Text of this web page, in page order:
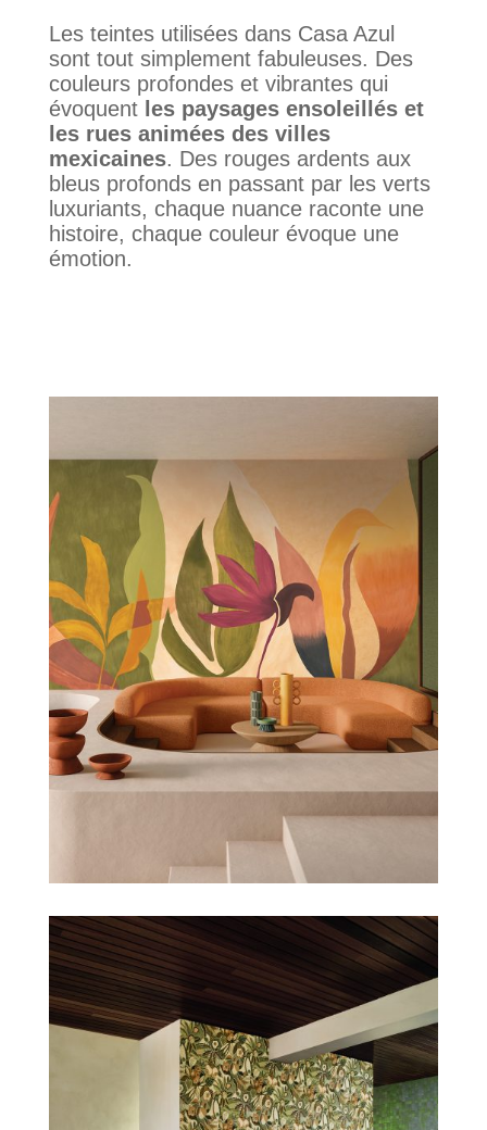
Les teintes utilisées dans Casa Azul
sont tout simplement fabuleuses. Des
couleurs profondes et vibrantes qui
évoquent les paysages ensoleillés et
les rues animées des villes
mexicaines. Des rouges ardents aux
bleus profonds en passant par les verts
luxuriants, chaque nuance raconte une
histoire, chaque couleur évoque une
émotion.